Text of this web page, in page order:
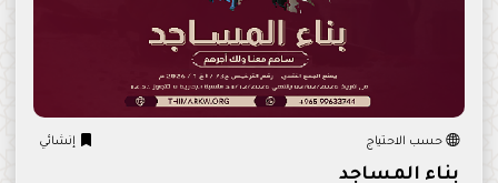
حسب الاحتياج إنشائي
بناء المساجد